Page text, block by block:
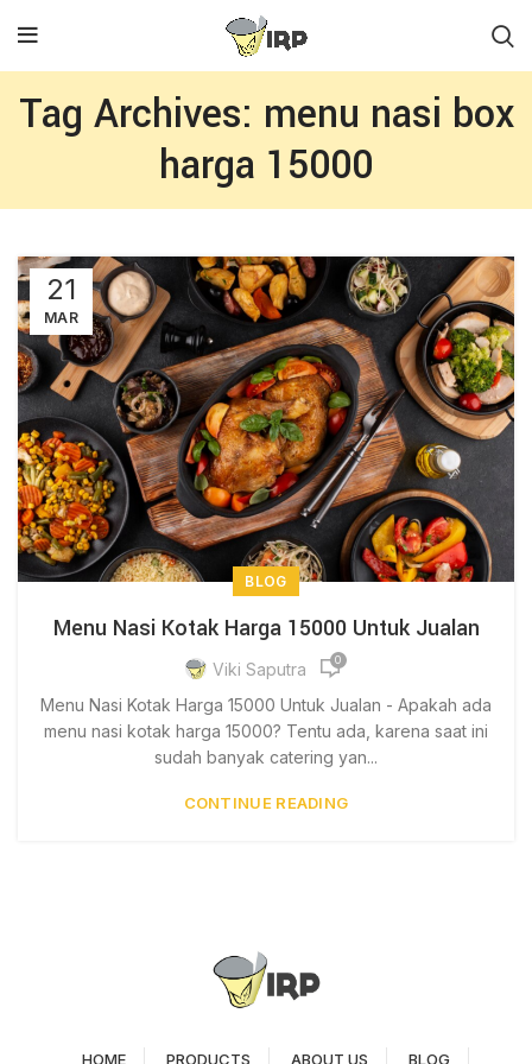
Tag Archives: menu nasi box
harga 15000
21
MAR
BLOG
Menu Nasi Kotak Harga 15000 Untuk Jualan
Viki Saputra 0
Menu Nasi Kotak Harga 15000 Untuk Jualan - Apakah ada
menu nasi kotak harga 15000? Tentu ada, karena saat ini
sudah banyak catering yan...
CONTINUE READING
HOME PRODUCTS ABOUT US BLOG